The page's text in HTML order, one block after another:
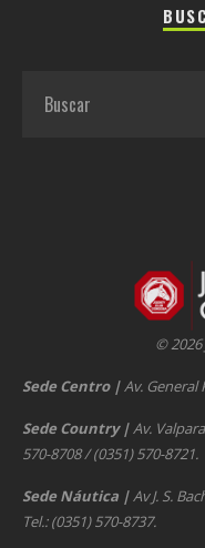
© 2026
Sede Centro |Av. General
Sede Country |Av.
570-8708 / (0351) 570-8721.
Sede Náutica |Av J. S.
Tel.: (0351) 570-8737.